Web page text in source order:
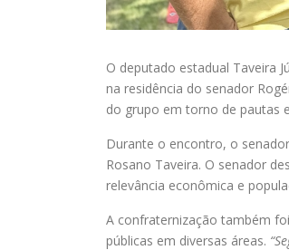
O deputado estadual Taveira
na residência do senador
do grupo em torno de pautas
Durante o encontro, o
Rosano Taveira. O senador
relevância econômica e
A confraternização também
públicas em diversas áreas.